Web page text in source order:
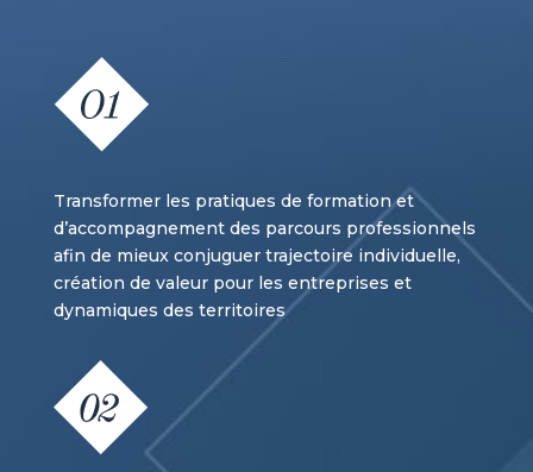
Transformer les pratiques de formation et
d’accompagnement des parcours professionnels
afin de mieux conjuguer trajectoire individuelle,
création de valeur pour les entreprises et
dynamiques des territoires